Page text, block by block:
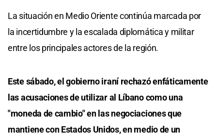
La situación en Medio Oriente continúa marcada por
la incertidumbre y la escalada diplomática y militar
entre los principales actores de la región.
Este sábado, el gobierno iraní rechazó enfáticamente
las acusaciones de utilizar al Líbano como una
"moneda de cambio" en las negociaciones que
mantiene con Estados Unidos, en medio de un